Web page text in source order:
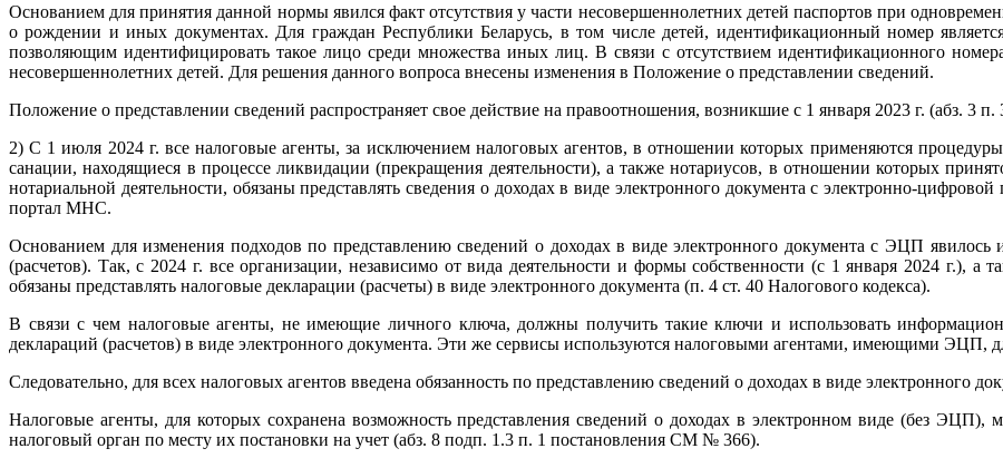
Основанием для принятия данной нормы явился факт отсутствия у части несовершеннолетних детей паспортов при
о рождении и иных документах. Для граждан Республики Беларусь, в том числе детей, идентификационный номер
позволяющим идентифицировать такое лицо среди множества иных лиц. В связи с отсутствием идентификационного
несовершеннолетних детей. Для решения данного вопроса внесены изменения в Положение о представлении сведений.
Положение о представлении сведений распространяет свое действие на правоотношения, возникшие с 1 января 2023 г. (абз. 3
2) С 1 июля 2024 г. все налоговые агенты, за исключением налоговых агентов, в отношении которых применяются
санации, находящиеся в процессе ликвидации (прекращения деятельности), а также нотариусов, в отношении которых
нотариальной деятельности, обязаны представлять сведения о доходах в виде электронного документа с электронно-
портал МНС.
Основанием для изменения подходов по представлению сведений о доходах в виде электронного документа с ЭЦП явилось
(расчетов). Так, с 2024 г. все организации, независимо от вида деятельности и формы собственности (с 1 января 2024 г.),
обязаны представлять налоговые декларации (расчеты) в виде электронного документа (п. 4 ст. 40 Налогового кодекса).
В связи с чем налоговые агенты, не имеющие личного ключа, должны получить такие ключи и использовать
деклараций (расчетов) в виде электронного документа. Эти же сервисы используются налоговыми агентами, имеющими ЭЦП,
Следовательно, для всех налоговых агентов введена обязанность по представлению сведений о доходах в виде электронного
Налоговые агенты, для которых сохранена возможность представления сведений о доходах в электронном виде (без ЭЦП),
налоговый орган по месту их постановки на учет (абз. 8 подп. 1.3 п. 1 постановления СМ № 366).